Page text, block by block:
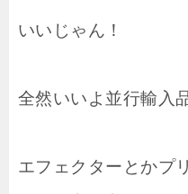
いいじゃん！
全然いいよ並行輸入
エフェクターとかプ